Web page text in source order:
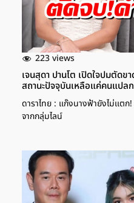
223 views
เจนสุดา ปานโต เปิดใจปมตัด
สถานะปัจจุบันเหลือแค่คนแปล
ดาราไทย : เเก๊งนางฟ้ายังไม่เเ
จากกลุ่มไลน์